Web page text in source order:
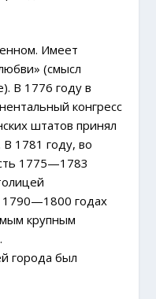
Имеет
(смысл
В 1776 году в
конгресс
штатов принял
1781 году, во
1775—1783
1790—1800 годах
крупным
города был